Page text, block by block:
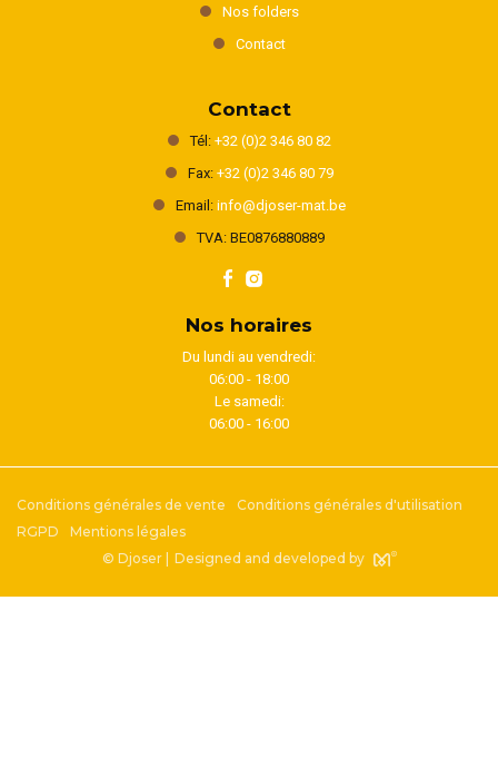
Nos folders
Contact
Contact
Tél: +32 (0)2 346 80 82
Fax: +32 (0)2 346 80 79
Email: info@djoser-mat.be
TVA: BE0876880889
Nos horaires
Du lundi au vendredi:
06:00 - 18:00
Le samedi:
06:00 - 16:00
Conditions générales de vente
Conditions générales d'utilisation
RGPD
Mentions légales
© Djoser |
Designed and developed by